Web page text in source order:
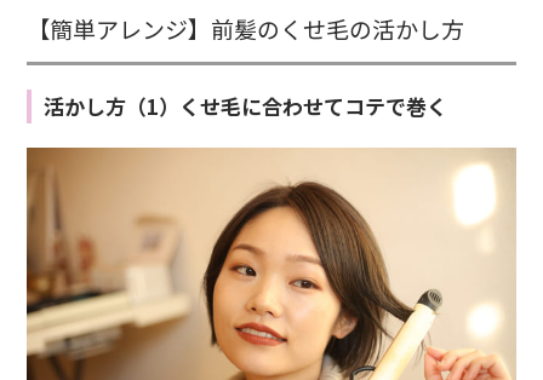
【簡単アレンジ】前髪のくせ毛の活かし方
活かし方（1）くせ毛に合わせてコテで巻く